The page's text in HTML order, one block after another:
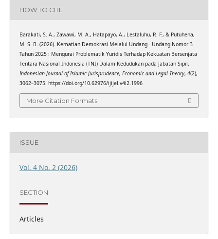
HOW TO CITE
Barakati, S. A., Zawawi, M. A., Hatapayo, A., Lestaluhu, R. F., & Putuhena,
M. S. B. (2026). Kematian Demokrasi Melalui Undang - Undang Nomor 3
Tahun 2025 : Mengurai Problematik Yuridis Terhadap Kekuatan Bersenjata
Tentara Nasional Indonesia (TNI) Dalam Kedudukan pada Jabatan Sipil.
Indonesian Journal of Islamic Jurisprudence, Economic and Legal Theory, 4(2),
3062–3075. https://doi.org/10.62976/ijijel.v4i2.1996
More Citation Formats
ISSUE
Vol. 4 No. 2 (2026)
SECTION
Articles